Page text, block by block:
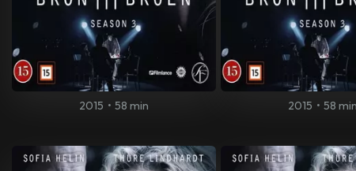
2015 • 58 min 2015 • 58 min